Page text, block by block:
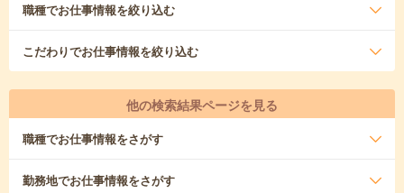
職種でお仕事情報を絞り込む
こだわりでお仕事情報を絞り込む
他の検索結果ページを見る
職種でお仕事情報をさがす
勤務地でお仕事情報をさがす